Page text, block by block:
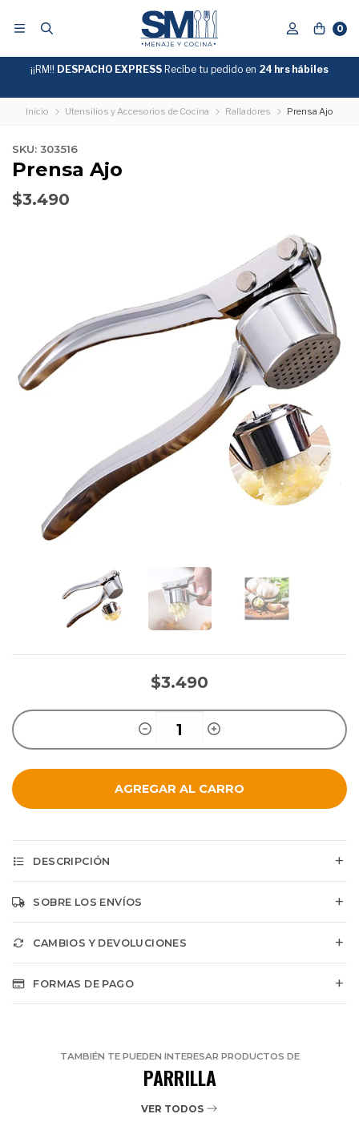
0
GRATIS
SOBRE
¡¡RM!! DESPACHO EXPRESS Recíbe tu pedido en 24 hrs hábiles
Inicio Utensilios y Accesorios de Cocina Ralladores Prensa Ajo
SKU: 303516
Prensa Ajo
$3.490
$3.490
AGREGAR AL CARRO
DESCRIPCIÓN
SOBRE LOS ENVÍOS
CAMBIOS Y DEVOLUCIONES
FORMAS DE PAGO
TAMBIÉN TE PUEDEN INTERESAR PRODUCTOS DE
PARRILLA
VER TODOS